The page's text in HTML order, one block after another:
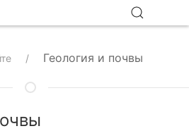
Геология и почвы